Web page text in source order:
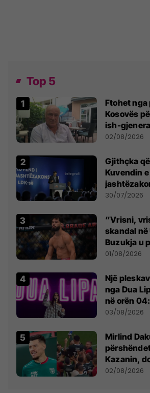
Top 5
Ftohet nga
Kosovës
ish-
dikush e
02/08/2026
Gjithçka
Kuvendin e
së
30/07/2026
“Vrisni,
skandal në
Buzukja u
anti-
01/08/2026
Një
nga Dua
në orën
- dhe bota
03/08/2026
Mirlind
Kazanin,
miliona te
02/08/2026